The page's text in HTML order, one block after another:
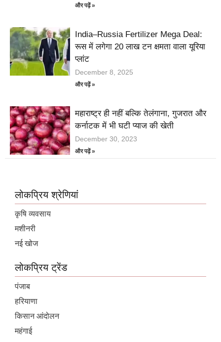
और पढ़ें »
India–Russia Fertilizer Mega Deal:
रूस में लगेगा 20 लाख टन क्षमता वाला यूरिया
प्लांट
December 8, 2025
और पढ़ें »
महाराष्ट्र ही नहीं बल्कि तेलंगाना, गुजरात और
कर्नाटक में भी घटी प्याज की खेती
December 30, 2023
और पढ़ें »
लोकप्रिय श्रेणियां
कृषि व्यवसाय
मशीनरी
नई खोज
लोकप्रिय ट्रेंड
पंजाब
हरियाणा
किसान आंदोलन
महंगाई